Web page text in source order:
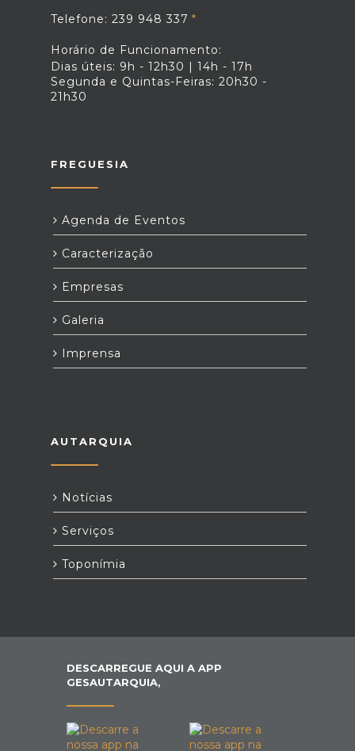
Telefone: 239 948 337
Horário de Funcionamento:
Dias úteis: 9h - 12h30 | 14h - 17h
Segunda e Quintas-Feiras: 20h30 -
21h30
FREGUESIA
Agenda de Eventos
Caracterização
Empresas
Galeria
Imprensa
AUTARQUIA
Notícias
Serviços
Toponímia
DESCARREGUE AQUI A APP
GESAUTARQUIA,